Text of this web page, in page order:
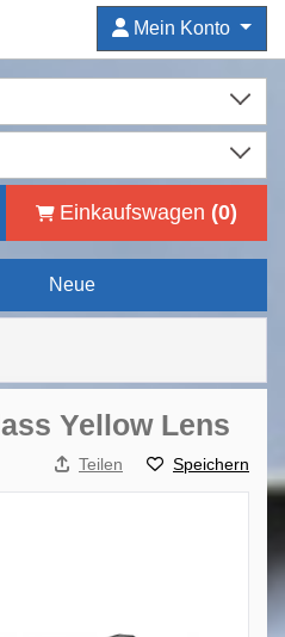
Mein Konto
Einkaufswagen (0)
Neue
Yellow Lens
Teilen Speichern